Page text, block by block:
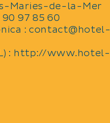
Maries-de-la-Mer
97 85 60
: contact@hotel-
: http://www.hotel-